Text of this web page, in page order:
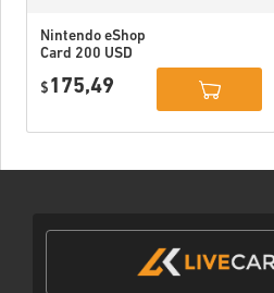
Nintendo eShop
Card 200 USD
$ 175,49